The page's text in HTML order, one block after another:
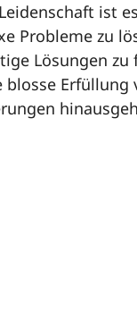
ist
Probleme zu
Lösungen zu
blosse Erfüllung